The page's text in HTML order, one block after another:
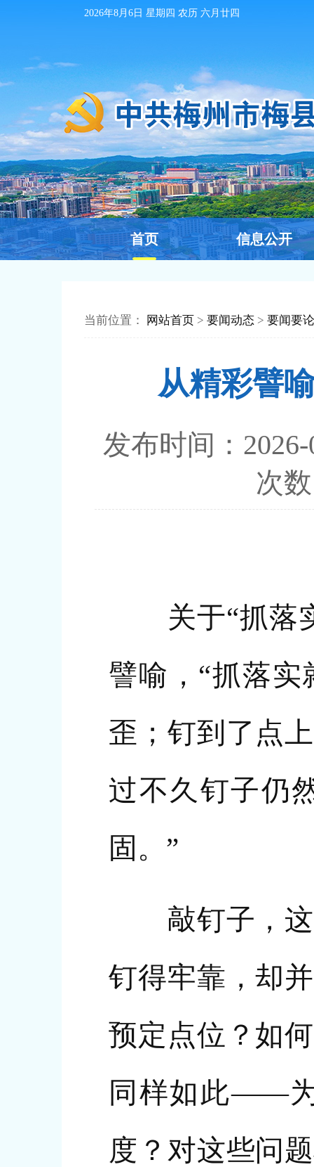
2026年8月6日 星期四 农历 六月廿四
首页 信息公开
当前位置： 网站首页 > 要闻动态 > 要闻要论
从精彩譬
发布时间：
次
关于“抓落实
譬喻，“抓落
歪；钉到了点
过不久钉子仍
固。”
敲钉子，这
钉得牢靠，却
预定点位？如
同样如此——
度？对这些问